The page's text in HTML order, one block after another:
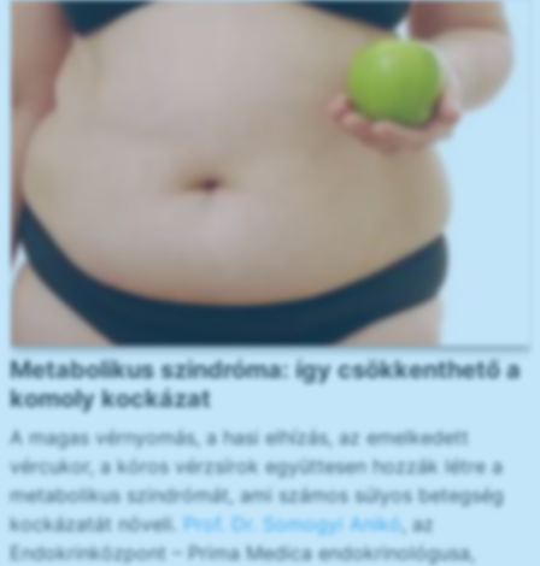
Metabolikus szindróma: így csökkenthető a
komoly kockázat
A magas vérnyomás, a hasi elhízás, az emelkedett
vércukor, a kóros vérzsírok együttesen hozzák létre a
metabolikus szindrómát, ami számos súlyos betegség
kockázatát növeli. Prof. Dr. Somogyi Anikó, az
Endokrinközpont – Prima Medica endokrinológusa,